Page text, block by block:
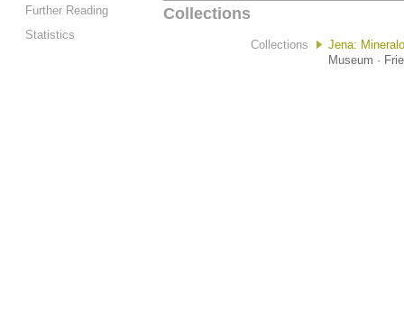
Further Reading
Statistics
Collections
Collections
Jena:
Museum ·